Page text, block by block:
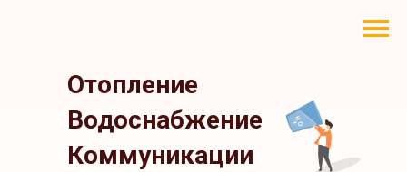
Отопление
Водоснабжение
Коммуникации